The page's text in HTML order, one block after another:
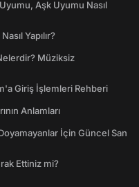
Aşk Uyumu Nasıl
Yapılır?
Müziksiz
Giriş İşlemleri Rehberi
Anlamları
İçin Güncel San
Ettiniz mi?